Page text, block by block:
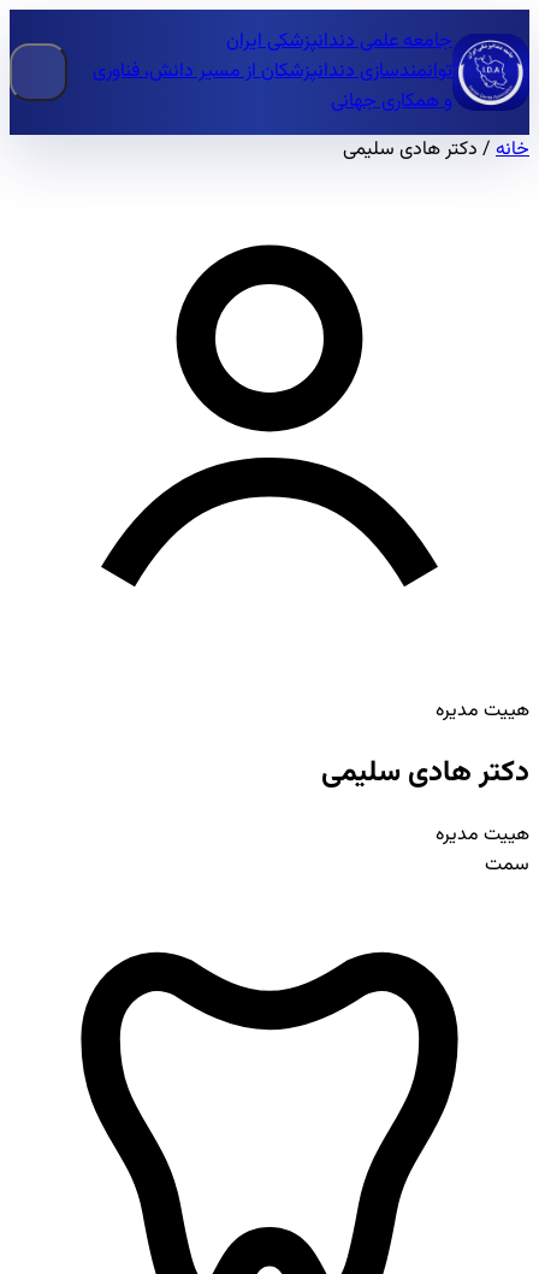
جامعه علمی دندانپزشکی ایران
توانمندسازی دندانپزشکان از مسیر دانش، فناوری
و همکاری جهانی
خانه / دکتر هادی سلیمی
هییت مدیره
دکتر هادی سلیمی
هییت مدیره
سمت